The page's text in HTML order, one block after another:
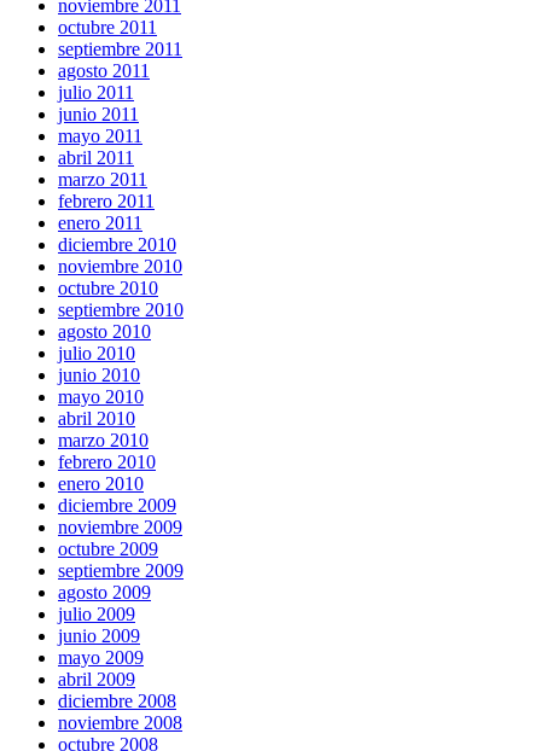
noviembre 2011
octubre 2011
septiembre 2011
agosto 2011
julio 2011
junio 2011
mayo 2011
abril 2011
marzo 2011
febrero 2011
enero 2011
diciembre 2010
noviembre 2010
octubre 2010
septiembre 2010
agosto 2010
julio 2010
junio 2010
mayo 2010
abril 2010
marzo 2010
febrero 2010
enero 2010
diciembre 2009
noviembre 2009
octubre 2009
septiembre 2009
agosto 2009
julio 2009
junio 2009
mayo 2009
abril 2009
diciembre 2008
noviembre 2008
octubre 2008